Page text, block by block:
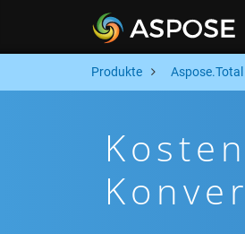
Produkte Aspose.Total